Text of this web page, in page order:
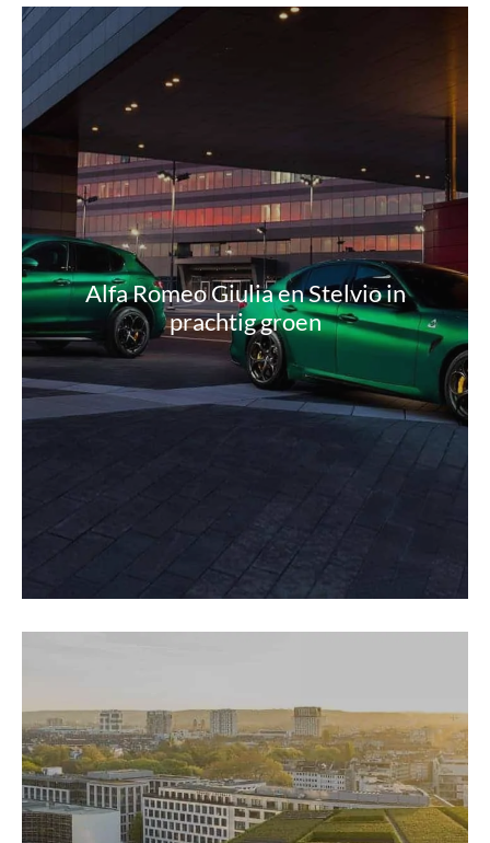
Alfa Romeo Giulia en Stelvio in
prachtig groen